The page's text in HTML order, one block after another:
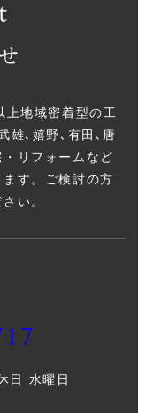
上地域密着型の工
雄､嬉野､有田､唐
リフォームなど
す。ご検討の方
い。
日 水曜日